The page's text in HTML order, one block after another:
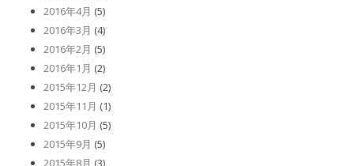
2016年4月 (5)
2016年3月 (4)
2016年2月 (5)
2016年1月 (2)
2015年12月 (2)
2015年11月 (1)
2015年10月 (5)
2015年9月 (5)
2015年8月 (3)